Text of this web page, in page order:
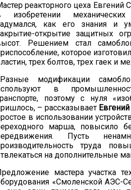
реакторного цеха
изобретении механических
как его знания и
открытие защитных
Решением стал
которое
трех болтов, трех гаек и
модификации
в
поэтому с нуля
– рассказывает
в использовании
марша, повысило
Пусть
труда
на дополнительные
мастера участка
«Смоленской АЭС-